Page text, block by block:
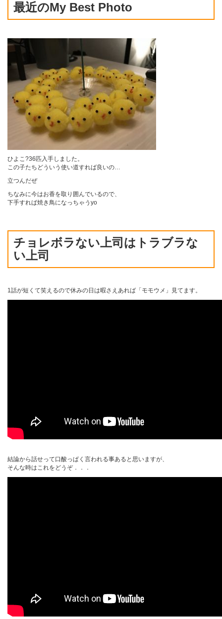
最近のMy Best Photo
ひよこ?36匹入手しました。
この子たちどういう使い道すれば良いの…
立つんだぜ
ちなみに今はお香を取り囲んでいるので、
下手すれば焼き鳥になっちゃうyo
チョレボラない上司はトラブラな
い上司
1話が短くて笑えるので休みの日は暇さえあれば「モモウメ」見てます。
結論から話せって口酸っぱく言われる事あると思いますが、
そんな時はこれをどうぞ．．．